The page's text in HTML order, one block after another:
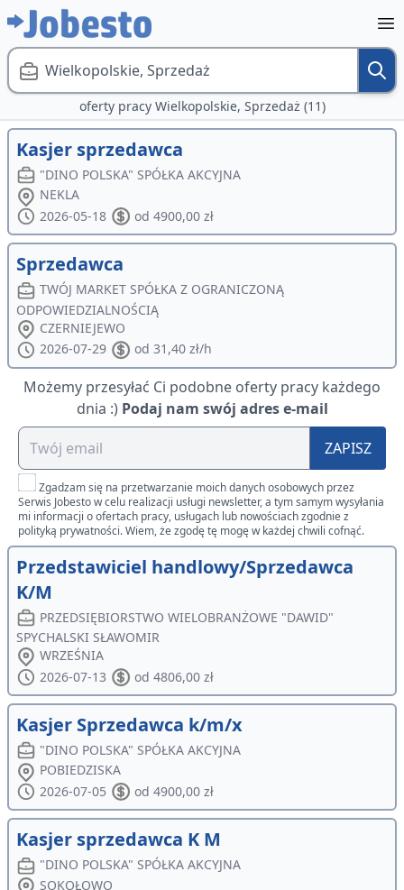
Wielkopolskie, Sprzedaż
oferty pracy Wielkopolskie, Sprzedaż (11)
Kasjer sprzedawca
"DINO POLSKA" SPÓŁKA AKCYJNA
NEKLA
2026-05-18
od 4900,00 zł
Sprzedawca
TWÓJ MARKET SPÓŁKA Z OGRANICZONĄ
ODPOWIEDZIALNOŚCIĄ
CZERNIEJEWO
2026-07-29
od 31,40 zł/h
Możemy przesyłać Ci podobne oferty pracy każdego
dnia :) Podaj nam swój adres e-mail
ZAPISZ
Zgadzam się na przetwarzanie moich danych osobowych przez
Serwis Jobesto w celu realizacji usługi newsletter, a tym samym wysyłania
mi informacji o ofertach pracy, usługach lub nowościach zgodnie z
polityką prywatności. Wiem, że zgodę tę mogę w każdej chwili cofnąć.
Przedstawiciel handlowy/Sprzedawca
K/M
PRZEDSIĘBIORSTWO WIELOBRANŻOWE "DAWID"
SPYCHALSKI SŁAWOMIR
WRZEŚNIA
2026-07-13
od 4806,00 zł
Kasjer Sprzedawca k/m/x
"DINO POLSKA" SPÓŁKA AKCYJNA
POBIEDZISKA
2026-07-05
od 4900,00 zł
Kasjer sprzedawca K M
"DINO POLSKA" SPÓŁKA AKCYJNA
SOKOŁOWO